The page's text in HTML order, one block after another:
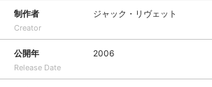
制作者
Creator
ジャック・リヴェット
公開年
Release Date
2006